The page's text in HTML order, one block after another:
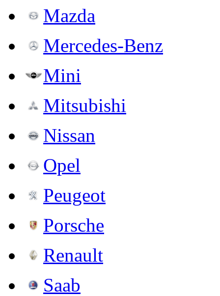
Mazda
Mercedes-Benz
Mini
Mitsubishi
Nissan
Opel
Peugeot
Porsche
Renault
Saab